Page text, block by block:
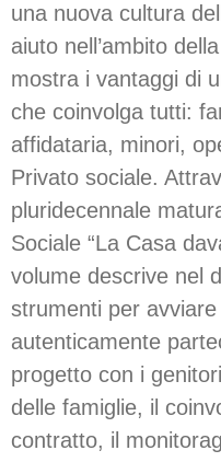
una nuova cultura
aiuto nell’ambito
mostra i vantaggi di
che coinvolga tutti:
affidataria, minori,
Privato sociale.
pluridecennale
Sociale “La Casa
volume descrive nel
strumenti per
autenticamente
progetto con i
delle famiglie, il
contratto, il